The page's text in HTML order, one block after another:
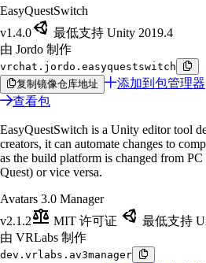
EasyQuestSwitch
v1.4.0
最低支持 Unity 2019.4
由 Jordo 制作
vrchat.jordo.easyquestswitch
复制镜像仓库地址
添加到包管理器
查看包
EasyQuestSwitch is a Unity editor tool
creators, it can automate changes to
as the build platform is changed from
Quest) or vice versa.
Avatars 3.0 Manager
v2.1.2
MIT 许可证
最低支持
由 VRLabs 制作
dev.vrlabs.av3manager